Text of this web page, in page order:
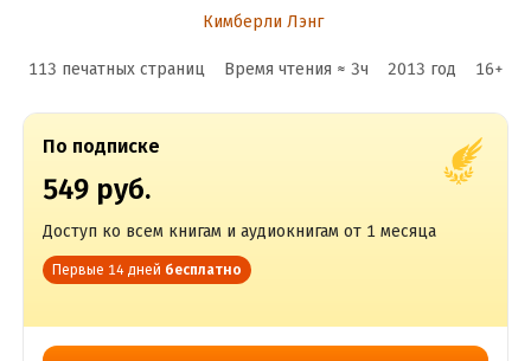
Кимберли Лэнг
113 печатных страниц Время чтения ≈ 3ч 2013 год 16+
По подписке
549 руб.
Доступ ко всем книгам и аудиокнигам от 1 месяца
Первые 14 дней бесплатно